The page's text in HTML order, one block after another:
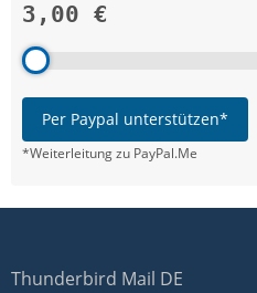
3,00 €
Per Paypal unterstützen*
*Weiterleitung zu PayPal.Me
Thunderbird Mail DE